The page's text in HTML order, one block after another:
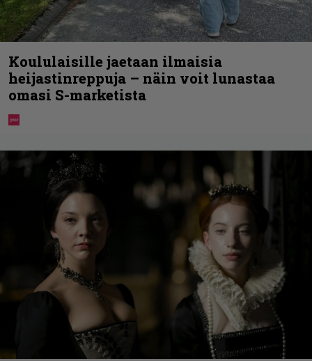
Koululaisille jaetaan ilmaisia
heijastinreppuja – näin voit lunastaa
omasi S-marketista